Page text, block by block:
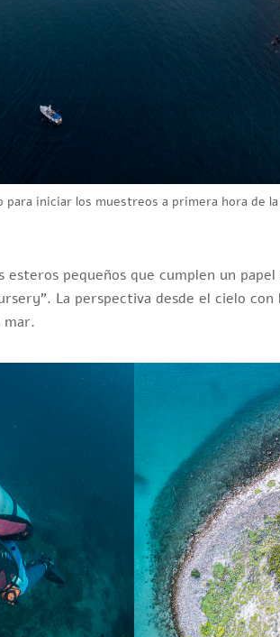
iniciar los muestreos a primera hora de
esteros pequeños que cumplen un
La perspectiva desde el cielo
mar.